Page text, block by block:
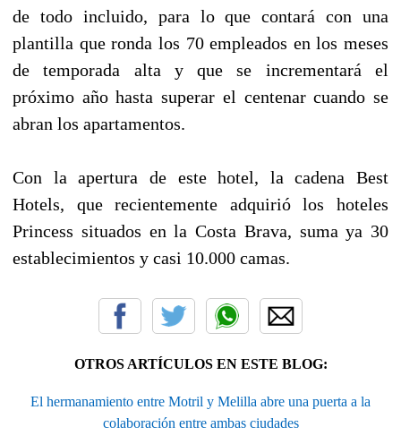
de todo incluido, para lo que contará con una
plantilla que ronda los 70 empleados en los meses
de temporada alta y que se incrementará el
próximo año hasta superar el centenar cuando se
abran los apartamentos.
Con la apertura de este hotel, la cadena Best
Hotels, que recientemente adquirió los hoteles
Princess situados en la Costa Brava, suma ya 30
establecimientos y casi 10.000 camas.
OTROS ARTÍCULOS EN ESTE BLOG:
El hermanamiento entre Motril y Melilla abre una puerta a la
colaboración entre ambas ciudades